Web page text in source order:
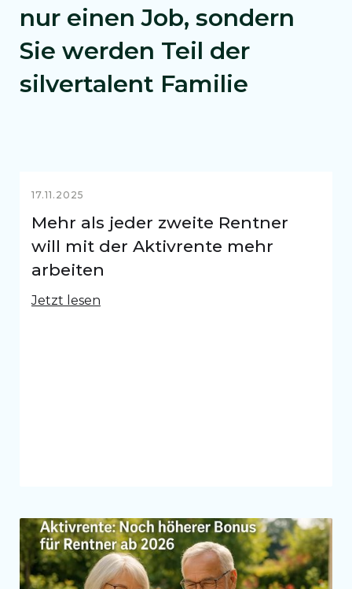
nur einen Job, sondern
Sie werden Teil der
silvertalent Familie
17.11.2025
Mehr als jeder zweite Rentner
will mit der Aktivrente mehr
arbeiten
Jetzt lesen